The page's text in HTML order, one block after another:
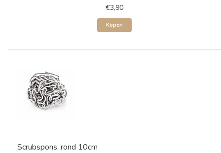
€3,90
Kopen
Scrubspons, rond 10cm